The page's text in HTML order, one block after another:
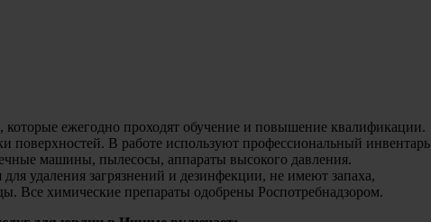
ежегодно проходят обучение и повышение квалификации.
поверхностей. В работе используют профессиональный инвентарь
машины, пылесосы, аппараты высокого давления.
удаления загрязнений и дезинфекции, не имеют запаха,
Все химические препараты одобрены Роспотребнадзором.